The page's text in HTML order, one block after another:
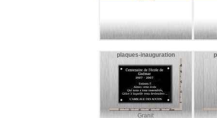
plaques-inauguration
Granit